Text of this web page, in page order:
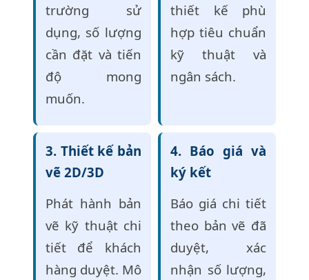
trường sử
dụng, số lượng
cần đặt và tiến
độ mong
muốn.
thiết kế phù
hợp tiêu chuẩn
kỹ thuật và
ngân sách.
3. Thiết kế bản
vẽ 2D/3D
Phát hành bản
vẽ kỹ thuật chi
tiết để khách
hàng duyệt. Mô
4. Báo giá và
ký kết
Báo giá chi tiết
theo bản vẽ đã
duyệt, xác
nhận số lượng,